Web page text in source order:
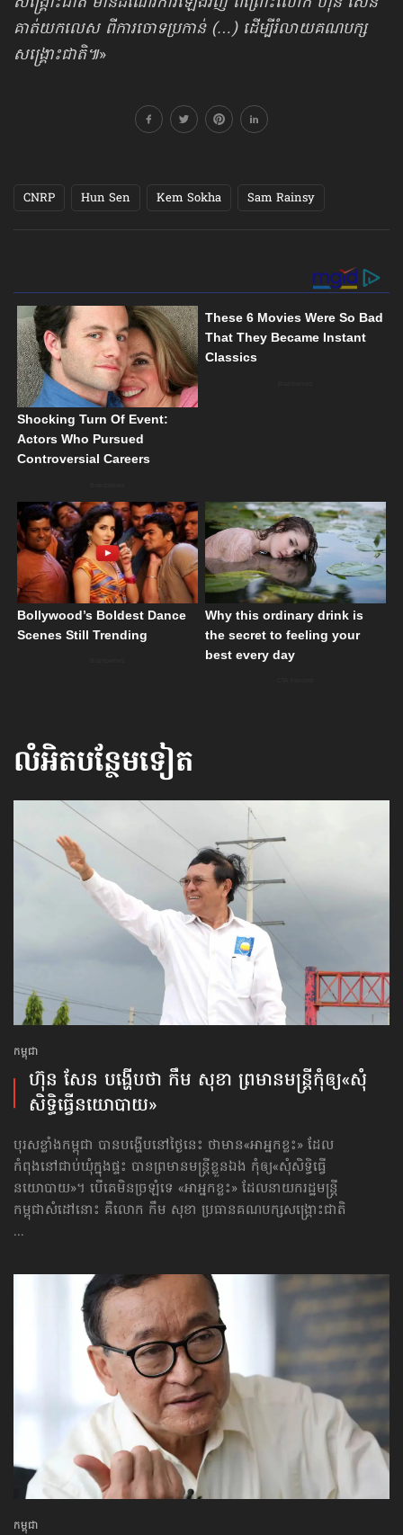
គាត់យកលេស ពីការចោទប្រកាន់ (…) ដើម្បីរំលាយគណបក្ស​
សង្គ្រោះជាតិ៕»
CNRP Hun Sen Kem Sokha Sam Rainsy
លំអិតបន្ថែមទៀត
កម្ពុជា
ហ៊ុន សែន បង្ហើបថា កឹម សុខា ព្រមាន​មន្ត្រី​កុំឲ្យ​«សុំ
សិទ្ធិ​ធ្វើនយោបាយ»
បុរសខ្លាំងកម្ពុជា បានបង្ហើបនៅថ្ងៃនេះ ថាមាន«អាអ្នកខ្លះ» ដែល
កំពុងនៅជា​ប់ឃុំក្នុងផ្ទះ បានព្រមានមន្ត្រីខ្លួនឯង កុំឲ្យ​«សុំសិទ្ធិ​ធ្វើ
នយោបាយ»។ បើគេមិនច្រឡំទេ «អាអ្នកខ្លះ» ដែលនាយករដ្ឋមន្ត្រី
កម្ពុជាសំដៅនោះ គឺលោក កឹម សុខា ប្រធានគណបក្ស​សង្គ្រោះជាតិ
...
កម្ពុជា